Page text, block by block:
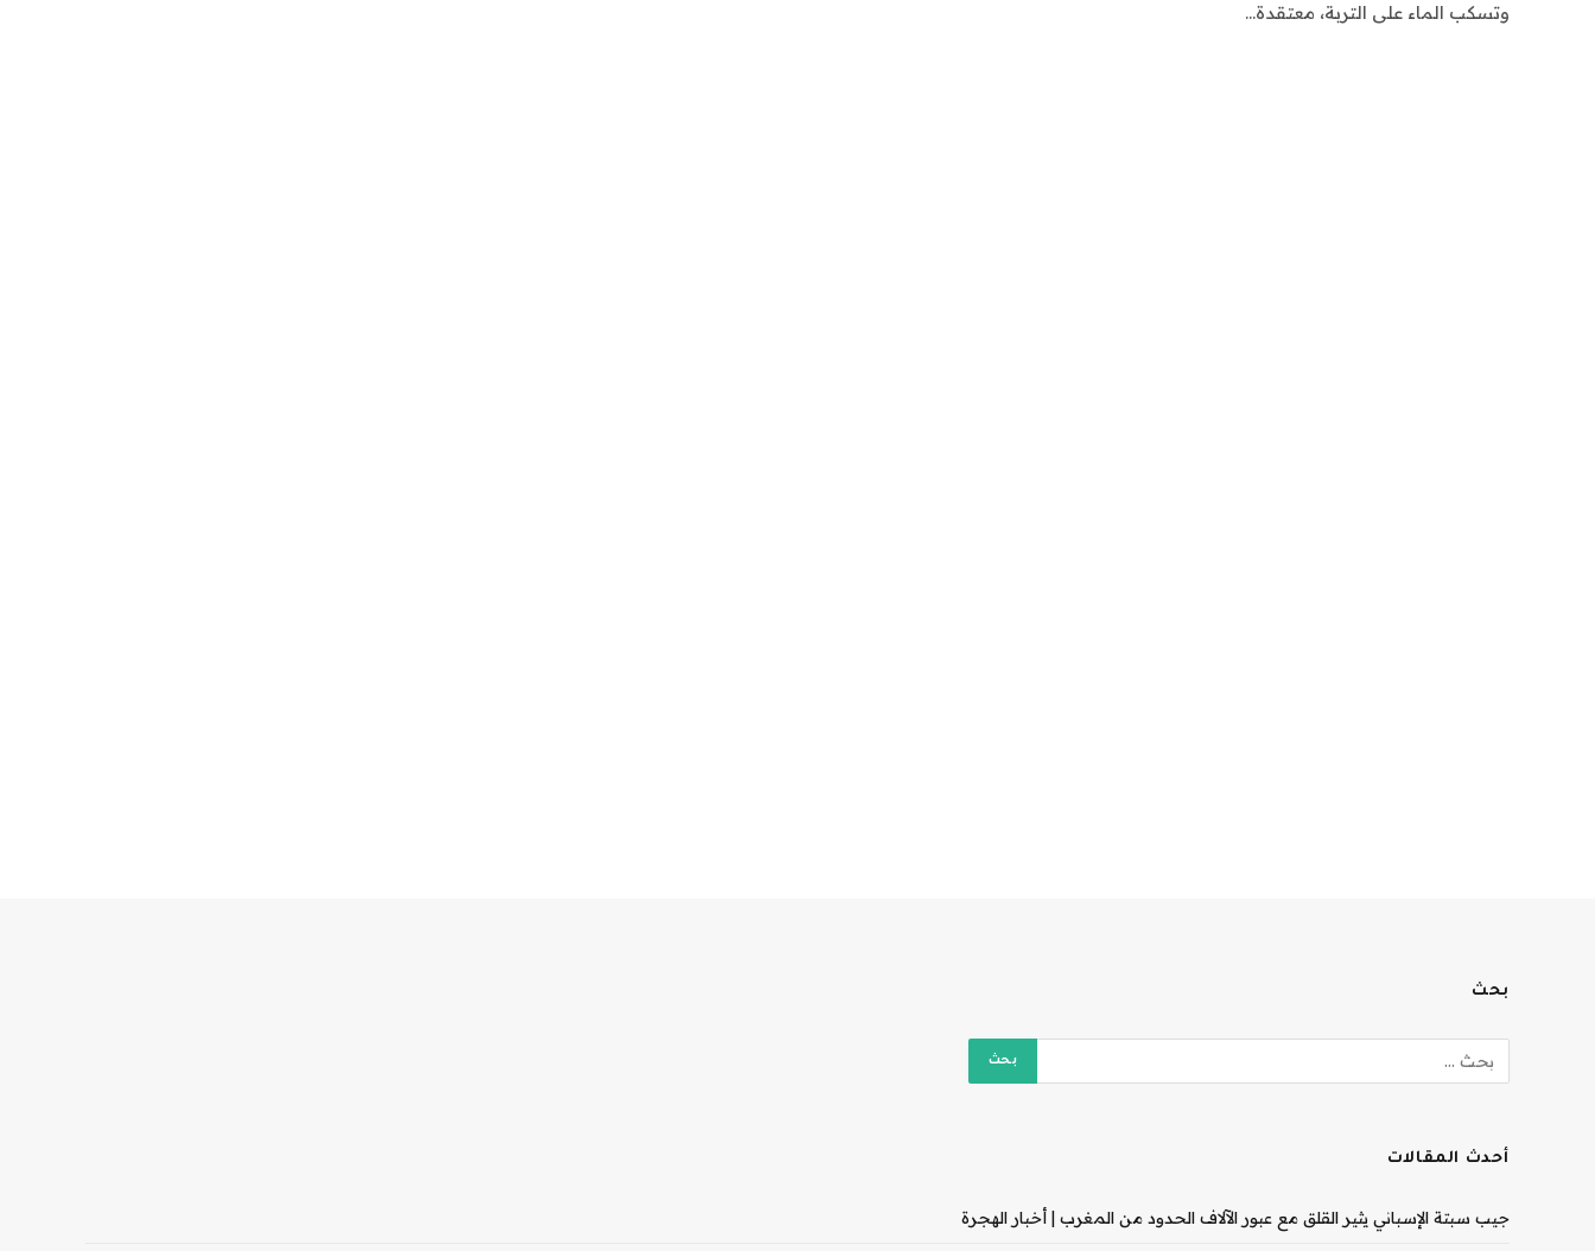
وتسكب الماء على التربة، معتقدة…
بحث
أحدث المقالات
جيب سبتة الإسباني يثير القلق مع عبور الآلاف الحدود من المغرب | أخبار الهجرة